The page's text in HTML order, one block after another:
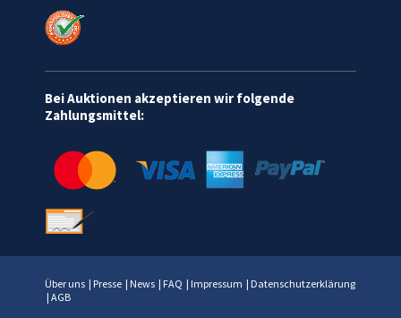
Bei Auktionen akzeptieren wir folgende
Zahlungsmittel:
Über uns | Presse | News | FAQ | Impressum | Datenschutzerklärung
| AGB